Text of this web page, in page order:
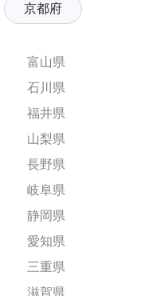
京都府
富山県
石川県
福井県
山梨県
長野県
岐阜県
静岡県
愛知県
三重県
滋賀県